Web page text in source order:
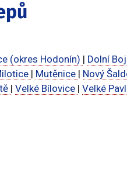
(okres Hodonín) | Dolní
| Mutěnice | Nový
| Velké Bílovice | Velké